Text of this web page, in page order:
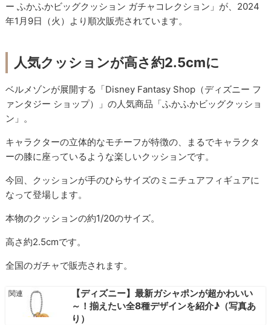
ー ふかふかビッグクッション ガチャコレクション」が、2024
年1月9日（火）より順次販売されています。
人気クッションが高さ約2.5cmに
ベルメゾンが展開する「Disney Fantasy Shop（ディズニー フ
ァンタジー ショップ）」の人気商品「ふかふかビッグクッショ
ン」。
キャラクターの立体的なモチーフが特徴の、まるでキャラクタ
ーの膝に座っているような楽しいクッションです。
今回、クッションが手のひらサイズのミニチュアフィギュアに
なって登場します。
本物のクッションの約1/20のサイズ。
高さ約2.5cmです。
全国のガチャで販売されます。
【ディズニー】最新ガシャポンが超かわいい
～！揃えたい全8種デザインを紹介♪（写真あ
り）